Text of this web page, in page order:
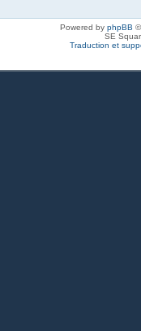
Powered by phpBB
SE
Traduction et